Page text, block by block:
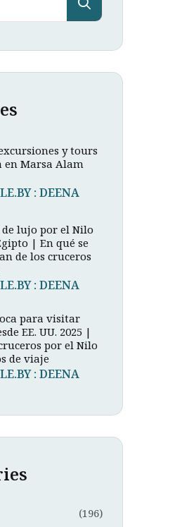
y tours
en Marsa Alam
: DEENA
de lujo por el Nilo
| En qué se
de los cruceros
: DEENA
para visitar
EE. UU. 2025 |
por el Nilo
de viaje
: DEENA
(196)